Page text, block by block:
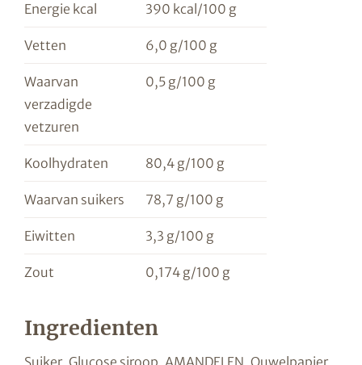
Energie kcal 390 kcal/100 g
Vetten 6,0 g/100 g
Waarvan
verzadigde
vetzuren
0,5 g/100 g
Koolhydraten 80,4 g/100 g
Waarvan suikers 78,7 g/100 g
Eiwitten 3,3 g/100 g
Zout 0,174 g/100 g
Ingredienten